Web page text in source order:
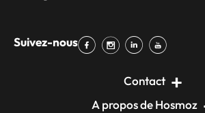
Suivez-nous
Contact
A propos de Hosmoz